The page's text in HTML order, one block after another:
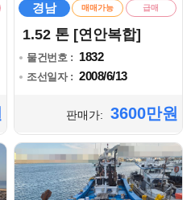
경남 매매가능 급매
1.52 톤 [연안복합]
물건번호 : 1832
조선일자 : 2008/6/13
판매가: 3600만원